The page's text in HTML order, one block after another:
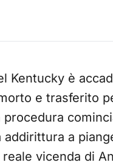
Kentucky è
e trasferito
procedura
addirittura a
vicenda di